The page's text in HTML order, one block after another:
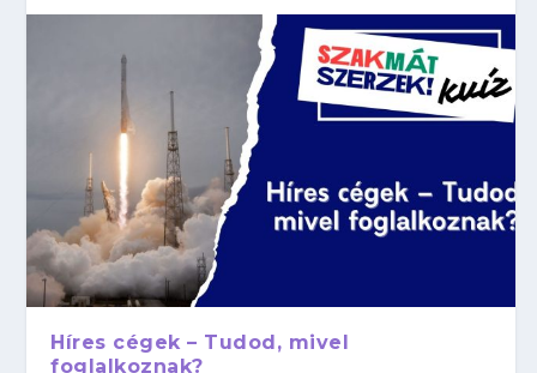
Híres cégek – Tudod, mivel
foglalkoznak?